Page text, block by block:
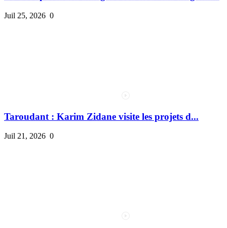
Juil 25, 2026 0
Taroudant : Karim Zidane visite les projets d...
Juil 21, 2026 0